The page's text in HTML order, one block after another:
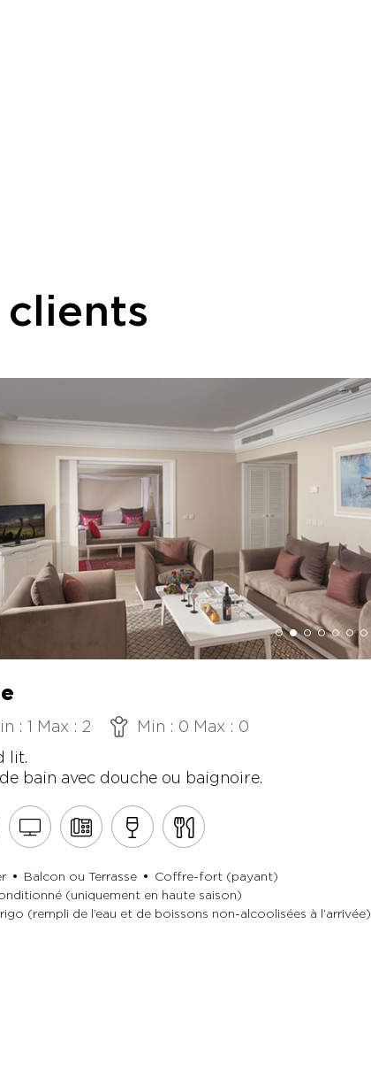
: 1 Max : 2
Min : 0 Max : 0
lit.
bain avec douche ou baignoire.
Balcon ou Terrasse
Coffre-fort (payant)
(uniquement en haute saison)
(rempli de l’eau et de boissons non-alcoolisées à l’arrivée)